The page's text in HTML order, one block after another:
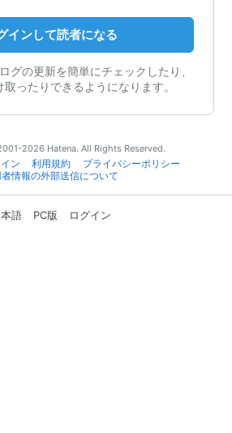
インして読者になる
グの更新を簡単にチェックしたり、
ったりできるようになります。
2026 Hatena. All Rights Reserved.
ン 利用規約
プライバシーポリシー
情報の外部送信について
語 PC版 ログイン